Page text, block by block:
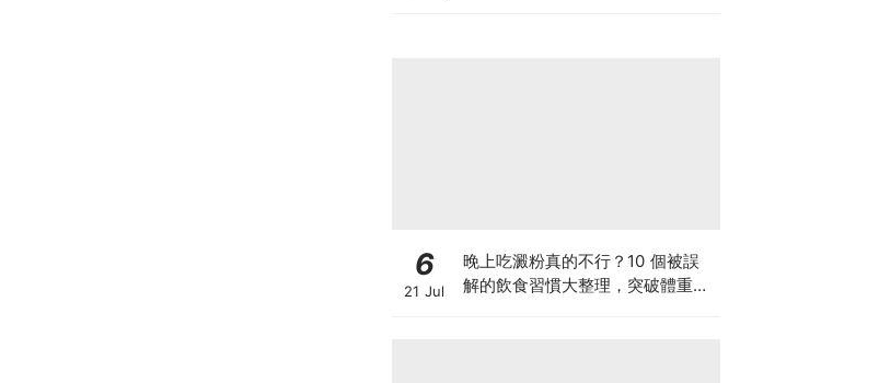
6
21 Jul
晚上吃澱粉真的不行？10 個被誤
解的飲食習慣大整理，突破體重停